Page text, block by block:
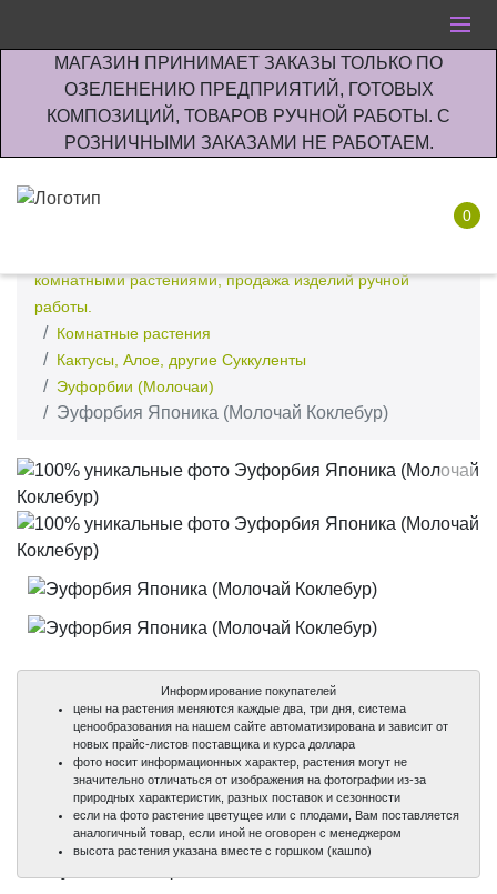
МАГАЗИН ПРИНИМАЕТ ЗАКАЗЫ ТОЛЬКО ПО
ОЗЕЛЕНЕНИЮ ПРЕДПРИЯТИЙ, ГОТОВЫХ
КОМПОЗИЦИЙ, ТОВАРОВ РУЧНОЙ РАБОТЫ. С
РОЗНИЧНЫМИ ЗАКАЗАМИ НЕ РАБОТАЕМ.
0
комнатными растениями, продажа изделий ручной
работы.
Комнатные растения
Кактусы, Алое, другие Суккуленты
Эуфорбии (Молочаи)
Эуфорбия Японика (Молочай Коклебур)
100%
100%
Информирование покупателей
цены на растения меняются каждые два, три дня, система
ценообразования на нашем сайте автоматизирована и зависит от
новых прайс-листов поставщика и курса доллара
фото носит информационных характер, растения могут не
значительно отличаться от изображения на фотографии из-за
природных характеристик, разных поставок и сезонности
если на фото растение цветущее или с плодами, Вам поставляется
аналогичный товар, если иной не оговорен с менеджером
высота растения указана вместе с горшком (кашпо)